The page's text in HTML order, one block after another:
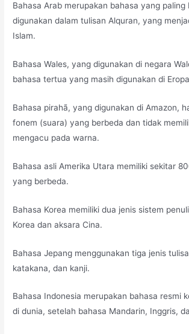
Bahasa Arab merupakan bahasa yang paling
digunakan dalam tulisan Alquran, yang
Islam.
Bahasa Wales, yang digunakan di negara
bahasa tertua yang masih digunakan di
Bahasa pirahã, yang digunakan di Amazon,
fonem (suara) yang berbeda dan tidak
mengacu pada warna.
Bahasa asli Amerika Utara memiliki sekitar
yang berbeda.
Bahasa Korea memiliki dua jenis sistem
Korea dan aksara Cina.
Bahasa Jepang menggunakan tiga jenis
katakana, dan kanji.
Bahasa Indonesia merupakan bahasa resmi
di dunia, setelah bahasa Mandarin, Inggris,